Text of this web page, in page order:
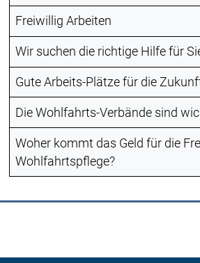
Freiwillig Arbeiten
Wir suchen die richtige Hilfe für
Gute Arbeits-Plätze für die
Die Wohlfahrts-Verbände sind
Woher kommt das Geld für die
Wohlfahrtspflege?